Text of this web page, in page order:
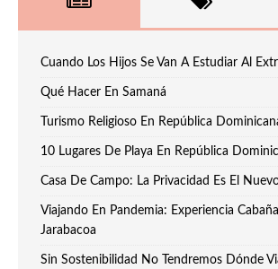
Cuando Los Hijos Se Van A Estudiar Al
Qué Hacer En Samaná
Turismo Religioso En República
10 Lugares De Playa En República
Casa De Campo: La Privacidad Es El
Viajando En Pandemia: Experiencia
Jarabacoa
Sin Sostenibilidad No Tendremos Dónde